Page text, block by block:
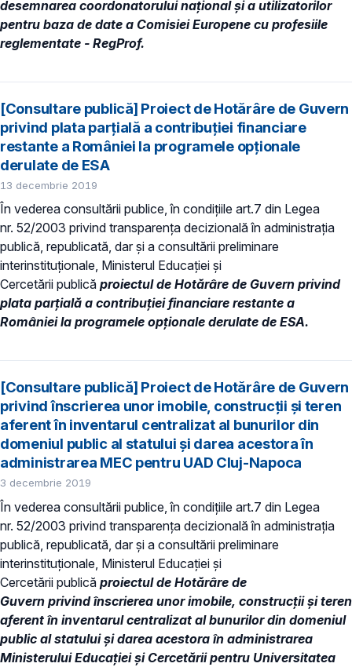
desemnarea coordonatorului național și a utilizatorilor
pentru baza de date a Comisiei Europene cu profesiile
reglementate - RegProf.
[Consultare publică] Proiect de Hotărâre de Guvern
privind plata parțială a contribuției financiare
restante a României la programele opționale
derulate de ESA
13 decembrie 2019
În vederea consultării publice, în condiţiile art.7 din Legea
nr. 52/2003 privind transparenţa decizională în administraţia
publică, republicată, dar și a consultării preliminare
interinstituționale, Ministerul Educaţiei și
Cercetării publică proiectul de Hotărâre de Guvern privind
plata parțială a contribuției financiare restante a
României la programele opționale derulate de ESA.
[Consultare publică] Proiect de Hotărâre de Guvern
privind înscrierea unor imobile, construcții și teren
aferent în inventarul centralizat al bunurilor din
domeniul public al statului și darea acestora în
administrarea MEC pentru UAD Cluj-Napoca
3 decembrie 2019
În vederea consultării publice, în condiţiile art.7 din Legea
nr. 52/2003 privind transparenţa decizională în administraţia
publică, republicată, dar și a consultării preliminare
interinstituționale, Ministerul Educaţiei și
Cercetării publică proiectul de Hotărâre de
Guvern privind înscrierea unor imobile, construcții și teren
aferent în inventarul centralizat al bunurilor din domeniul
public al statului și darea acestora în administrarea
Ministerului Educației și Cercetării pentru Universitatea